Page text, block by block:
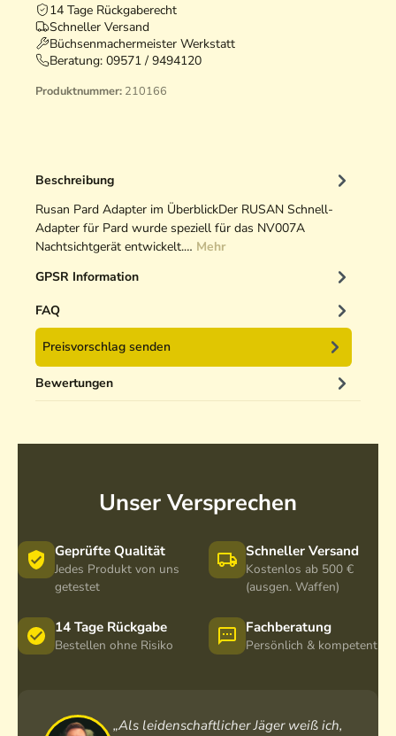
14 Tage Rückgaberecht
Schneller Versand
Büchsenmachermeister Werkstatt
Beratung: 09571 / 9494120
Produktnummer: 210166
Beschreibung
Rusan Pard Adapter im ÜberblickDer RUSAN Schnell-
Adapter für Pard wurde speziell für das NV007A
Nachtsichtgerät entwickelt.… Mehr
GPSR Information
FAQ
Preisvorschlag senden
Bewertungen
Unser Versprechen
Geprüfte Qualität
Jedes Produkt von uns
getestet
Schneller Versand
Kostenlos ab 500 €
(ausgen. Waffen)
14 Tage Rückgabe
Bestellen ohne Risiko
Fachberatung
Persönlich & kompetent
„Als leidenschaftlicher Jäger weiß ich,